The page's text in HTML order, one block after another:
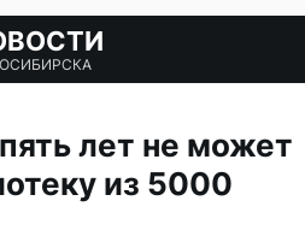
лет не может
из 5000